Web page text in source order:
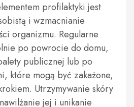
profilaktyki jest
i wzmacnianie
organizmu. Regularne
po powrocie do domu,
publicznej lub po
które mogą być zakażone,
Utrzymywanie skóry
jej i unikanie